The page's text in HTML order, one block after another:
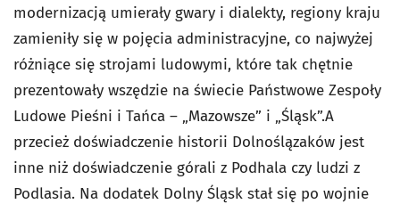
modernizacją umierały gwary i dialekty, regiony kraju
zamieniły się w pojęcia administracyjne, co najwyżej
różniące się strojami ludowymi, które tak chętnie
prezentowały wszędzie na świecie Państwowe Zespoły
Ludowe Pieśni i Tańca – „Mazowsze” i „Śląsk”.A
przecież doświadczenie historii Dolnoślązaków jest
inne niż doświadczenie górali z Podhala czy ludzi z
Podlasia. Na dodatek Dolny Śląsk stał się po wojnie